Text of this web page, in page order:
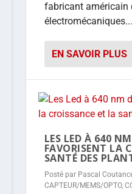
fabricant américain
électromécaniques...
EN SAVOIR PLUS
LES LED À 640
FAVORISENT LA
SANTÉ DES
Posté par Pascal
CAPTEUR/MEMS/OPTO,